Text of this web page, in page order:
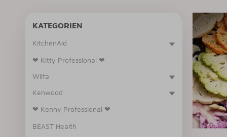
KATEGORIEN
KitchenAid
❤ Kitty Professional ❤
Wilfa
Kenwood
❤ Kenny Professional ❤
BEAST Health